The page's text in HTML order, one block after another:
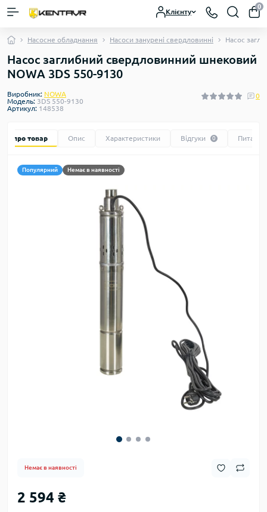
Клієнту
0
Насосне обладнання Насоси занурені свердловинні Насос
Насос заглибний свердловинний шнековий
NOWA 3DS 550-9130
Виробник: NOWA
Модель: 3DS 550-9130
Артикул: 148538
0
про товар Опис Характеристики Відгуки 0 Питання
Популярний Немає в наявності
Немає в наявності
2 594 ₴